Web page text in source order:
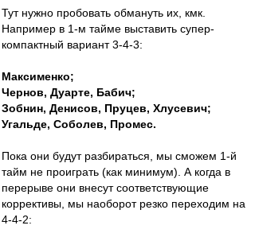
Тут нужно пробовать обмануть их, кмк.
Например в 1-м тайме выставить супер-
компактный вариант 3-4-3:
Максименко;
Чернов, Дуарте, Бабич;
Зобнин, Денисов, Пруцев, Хлусевич;
Угальде, Соболев, Промес.
Пока они будут разбираться, мы сможем 1-й
тайм не проиграть (как минимум). А когда в
перерыве они внесут соответствующие
коррективы, мы наоборот резко переходим на
4-4-2: